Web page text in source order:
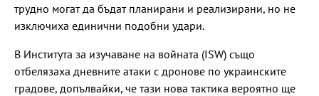
трудно могат да бъдат планирани и реализирани, но не
изключиха единични подобни удари.
В Института за изучаване на войната (ISW) също
отбелязаха дневните атаки с дронове по украинските
градове, допълвайки, че тази нова тактика вероятно ще